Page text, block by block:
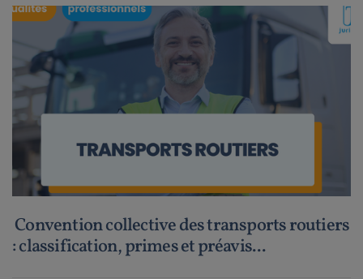
Convention collective des transports routiers
: classification, primes et préavis...